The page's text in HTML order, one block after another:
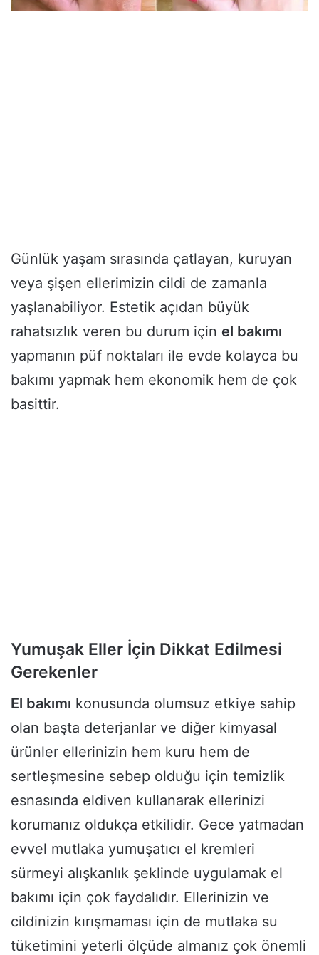
Günlük yaşam sırasında çatlayan, kuruyan
veya şişen ellerimizin cildi de zamanla
yaşlanabiliyor. Estetik açıdan büyük
rahatsızlık veren bu durum için el bakımı
yapmanın püf noktaları ile evde kolayca bu
bakımı yapmak hem ekonomik hem de çok
basittir.
Yumuşak Eller İçin Dikkat Edilmesi
Gerekenler
El bakımı konusunda olumsuz etkiye sahip
olan başta deterjanlar ve diğer kimyasal
ürünler ellerinizin hem kuru hem de
sertleşmesine sebep olduğu için temizlik
esnasında eldiven kullanarak ellerinizi
korumanız oldukça etkilidir. Gece yatmadan
evvel mutlaka yumuşatıcı el kremleri
sürmeyi alışkanlık şeklinde uygulamak el
bakımı için çok faydalıdır. Ellerinizin ve
cildinizin kırışmaması için de mutlaka su
tüketimini yeterli ölçüde almanız çok önemli